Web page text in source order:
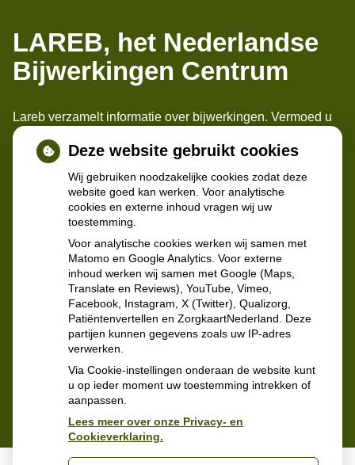
LAREB, het Nederlandse
Bijwerkingen Centrum
Lareb verzamelt informatie over bijwerkingen. Vermoed u
een bijwerking, meld het bij ons. Apothekers, artsen en
patiënten kunnen daar bijwerkingen melden. Melden
maakt de medicijnen veiliger.
Meer informatie
Deze website gebruikt cookies
Wij gebruiken noodzakelijke cookies zodat deze
website goed kan werken. Voor analytische
cookies en externe inhoud vragen wij uw
toestemming.
Voor analytische cookies werken wij samen met
Matomo en Google Analytics. Voor externe
inhoud werken wij samen met Google (Maps,
Translate en Reviews), YouTube, Vimeo,
Facebook, Instagram, X (Twitter), Qualizorg,
Patiëntenvertellen en ZorgkaartNederland. Deze
partijen kunnen gegevens zoals uw IP-adres
verwerken.
Via Cookie-instellingen onderaan de website kunt
u op ieder moment uw toestemming intrekken of
aanpassen.
Lees meer over onze Privacy- en
Cookieverklaring.